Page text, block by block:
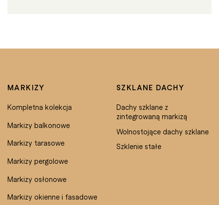
MARKIZY
Kompletna kolekcja
Markizy balkonowe
Markizy tarasowe
Markizy pergolowe
Markizy osłonowe
Markizy okienne i fasadowe
SZKLANE DACHY
Dachy szklane z
zintegrowaną markizą
Wolnostojące dachy szklane
Szklenie stałe